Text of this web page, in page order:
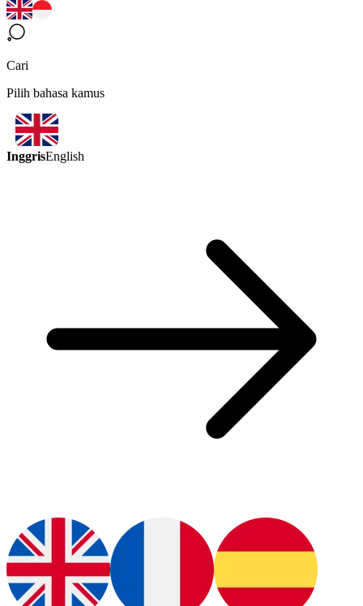
Cari
Pilih bahasa kamus
InggrisEnglish